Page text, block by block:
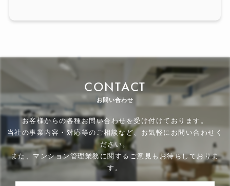
CONTACT
お問い合わせ
お客様からの各種お問い合わせを受け付けております。
当社の事業内容・対応等のご相談など、お気軽にお問い合わせく
ださい。
また、マンション管理業務に関するご意見もお待ちしておりま
す。